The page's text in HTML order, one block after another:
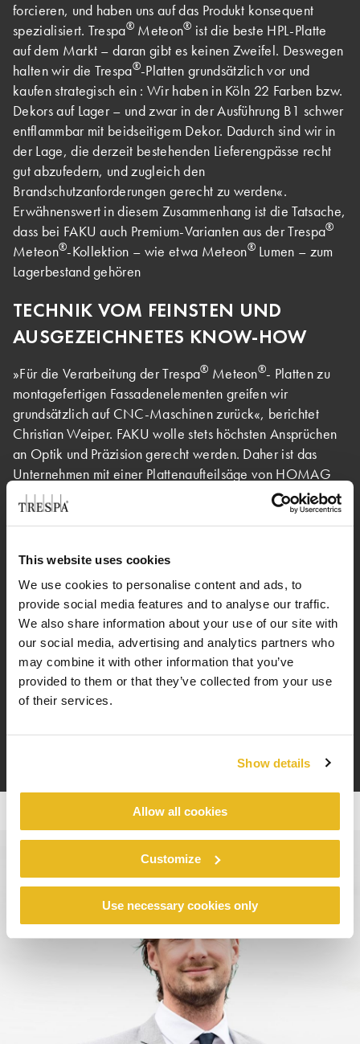
This website uses cookies
We use cookies to personalise content and ads, to
provide social media features and to analyse our traffic.
We also share information about your use of our site with
our social media, advertising and analytics partners who
may combine it with other information that you’ve
provided to them or that they’ve collected from your use
of their services.
Show details
Allow all cookies
Customize
Use necessary cookies only
forcieren, und haben uns auf das Produkt konsequent
spezialisiert. Trespa® Meteon® ist die beste HPL-Platte
auf dem Markt – daran gibt es keinen Zweifel. Deswegen
halten wir die Trespa®-Platten grundsätzlich vor und
kaufen strategisch ein : Wir haben in Köln 22 Farben bzw.
Dekors auf Lager – und zwar in der Ausführung B1 schwer
entflammbar mit beidseitigem Dekor. Dadurch sind wir in
der Lage, die derzeit bestehenden Lieferengpässe recht
gut abzufedern, und zugleich den
Brandschutzanforderungen gerecht zu werden«.
Erwähnenswert in diesem Zusammenhang ist die Tatsache,
dass bei FAKU auch Premium-Varianten aus der Trespa®
Meteon®-Kollektion – wie etwa Meteon®Lumen – zum
Lagerbestand gehören
TECHNIK VOM FEINSTEN UND
AUSGEZEICHNETES KNOW-HOW
»Für die Verarbeitung der Trespa® Meteon®- Platten zu
montagefertigen Fassadenelementen greifen wir
grundsätzlich auf CNC-Maschinen zurück«, berichtet
Christian Weiper. FAKU wolle stets höchsten Ansprüchen
an Optik und Präzision gerecht werden. Daher ist das
Unternehmen mit einer Plattenaufteilsäge von HOMAG
multiTec ausgestattet, dem weltweiten Marktführer auf
dem Gebiet. Das Gerät verfügt zusätzlich über ein Bohr-
Pionierarbeit geleistet. Der Vorgang setzt eine
ist nicht rückgängig zu machen. Heute lassen allerdings
rund 90 % unserer Kunden die Platten verlegefertig von
uns bohren«. Günstig sei der Zugriff auf die CNC-
Technologie auch dann, wenn man mit Unwägbarkeiten
konfrontiert wird: Notfalls lassen sich Ersatzplatten schnell
zuschneiden »…und damit meine ich innerhalb von